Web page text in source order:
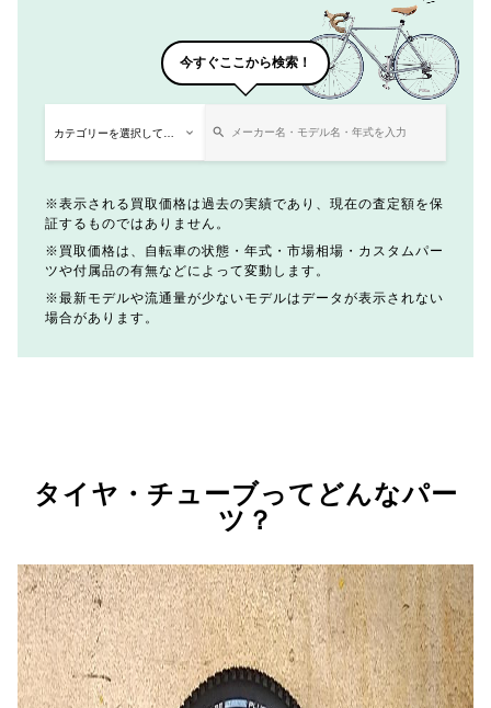
今すぐここから検索！
表示される買取価格は過去の実績であり、現在の査定額を保
証するものではありません。
買取価格は、自転車の状態・年式・市場相場・カスタムパー
ツや付属品の有無などによって変動します。
最新モデルや流通量が少ないモデルはデータが表示されない
場合があります。
タイヤ・チューブってどんなパー
ツ？